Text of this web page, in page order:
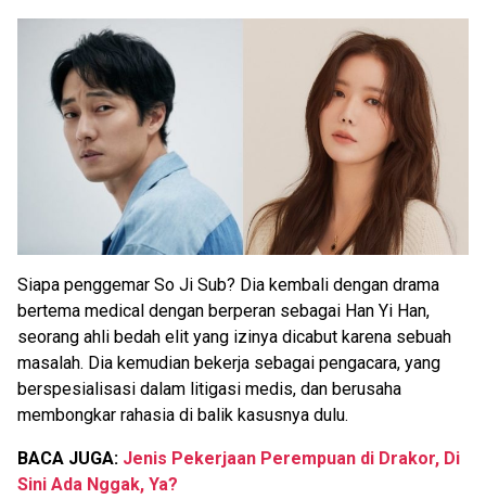
Siapa penggemar So Ji Sub? Dia kembali dengan drama
bertema medical dengan berperan sebagai Han Yi Han,
seorang ahli bedah elit yang izinya dicabut karena sebuah
masalah. Dia kemudian bekerja sebagai pengacara, yang
berspesialisasi dalam litigasi medis, dan berusaha
membongkar rahasia di balik kasusnya dulu.
BACA JUGA: Jenis Pekerjaan Perempuan di Drakor, Di
Sini Ada Nggak, Ya?